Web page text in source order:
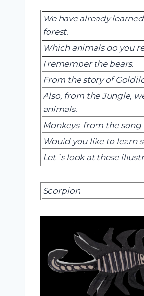
We have already
forest.
Which animals do you
I remember the bears.
From the story of
Also, from the Jungle,
animals.
Monkeys, from the song
Would you like to learn
Let´s look at these
Scorpion